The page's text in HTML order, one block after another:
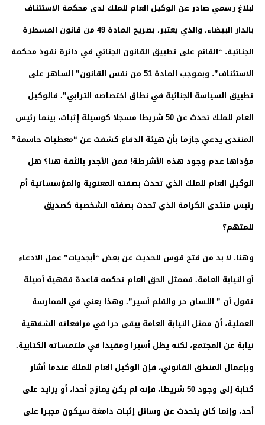
لبلاغ رسمي صادر عن الوكيل العام للملك لدى محكمة الاستئناف
بالدار البيضاء، والذي يعتبر، بصريح المادة 49 من قانون المسطرة
الجنائية، “القائم على تطبيق القانون الجنائي في دائرة نفوذ محكمة
الاستئناف”، وبموجب المادة 51 من نفس القانون” الساهر على
تطبيق السياسة الجنائية في نطاق اختصاصه الترابي”. فالوكيل
العام للملك تحدث عن 50 شريطا مسجلا كوسيلة إثبات، بينما رئيس
المنتدى يدعي جازما بأن هيئة الدفاع كشفت عن “معطيات حاسمة”
مؤداها عدم وجود هذه الأشرطة! فمن الأجدر بالثقة هنا؟ هل
الوكيل العام للملك الذي تحدث بصفته المعنوية والمؤسساتية أم
رئيس منتدى الكرامة الذي تحدث بصفته الشخصية كصديق
للمتهم؟
وهنا، لا بد من فتح قوس للحديث عن بعض “أبجديات” عمل الادعاء
أو النيابة العامة. فممثل الحق العام تحكمه قاعدة فقهية أصيلة
تقول أن ” اللسان حر والقلم أسير”. وهذا يعني في الممارسة
العملية، أن ممثل النيابة العامة يبقى حرا في مرافعاته الشفهية
نيابة عن المجتمع، لكنه يظل أسيرا ومقيدا في ملتمساته الكتابية.
وبإعمال المنطق القانوني، فإن الوكيل العام للملك عندما أشار
كتابة إلى وجود 50 شريطا، فإنه لم يكن يمازح أحدا، أو يزايد على
أحد، وإنما كان يتحدث عن وسائل إثبات دامغة سيكون مجبرا على